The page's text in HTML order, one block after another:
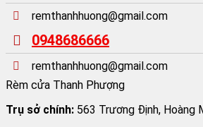
remthanhhuong@gmail.com
0948686666
remthanhhuong@gmail.com
Rèm cửa Thanh Phượng
Trụ sở chính: 563 Trương Định, Hoàng